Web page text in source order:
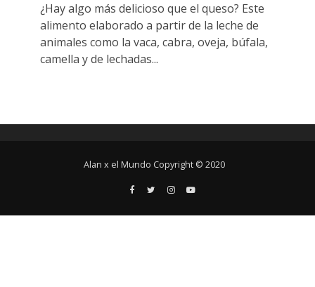
¿Hay algo más delicioso que el queso? Este
alimento elaborado a partir de la leche de
animales como la vaca, cabra, oveja, búfala,
camella y de lechadas...
Alan x el Mundo Copyright © 2020